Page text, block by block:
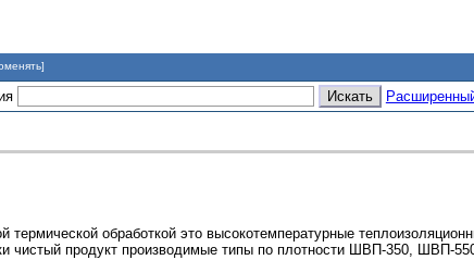
обработкой это высокотемпературные
чистый продукт производимые типы по плотности ШВП-350, ШВП-